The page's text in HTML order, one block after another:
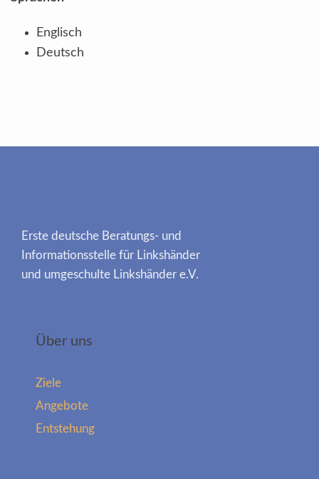
Englisch
Deutsch
Erste deutsche Beratungs- und
Informationsstelle für Linkshänder
und umgeschulte Linkshänder e.V.
Über uns
Ziele
Angebote
Entstehung